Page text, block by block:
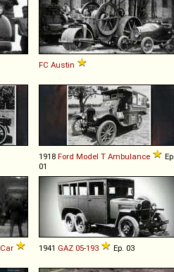
FC Austin
1918 Ford Model T Ambulance
Ep.
01
Car
1941 GAZ 05-193 Ep. 03